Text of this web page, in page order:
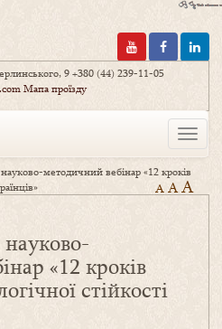
9+380 (44) 239-11-05
Мапа проїзду
Toggle
методичний вебінар «12 кроків
A AA
«12 кроків
стійкості